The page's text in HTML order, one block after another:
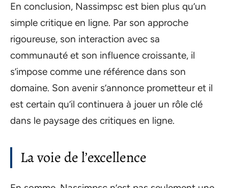
En conclusion, Nassimpsc est bien plus qu’un
simple critique en ligne. Par son approche
rigoureuse, son interaction avec sa
communauté et son influence croissante, il
s’impose comme une référence dans son
domaine. Son avenir s’annonce prometteur et il
est certain qu’il continuera à jouer un rôle clé
dans le paysage des critiques en ligne.
La voie de l’excellence